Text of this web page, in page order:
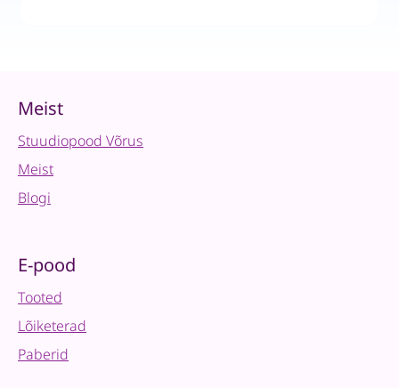
Meist
Stuudiopood Võrus
Meist
Blogi
E-pood
Tooted
Lõiketerad
Paberid